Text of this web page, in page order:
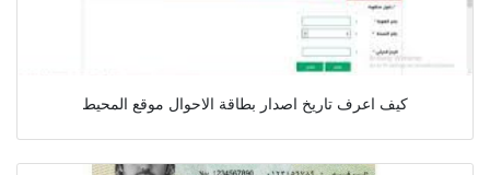
كيف اعرف تاريخ اصدار بطاقة الاحوال موقع المحيط